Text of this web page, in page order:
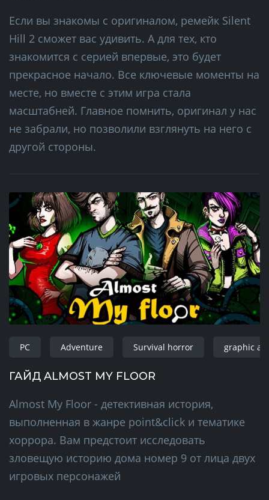
Если вы знакомы с оригиналом, ремейк Silent
Hill 2 сможет вас удивить. А для тех, кто
знакомится с серией впервые, это будет
прекрасное начало. Все ключевые моменты на
месте, но вместе с этим игра стала
масштабней. Главное помнить, оригинал у нас
не забрали, но позволили взглянуть на него с
другой стороны.
PC Adventure Survival horror graphic
ГАЙД ALMOST MY FLOOR
Almost My Floor - детективная история,
выполненная в жанре point&click и тематике
хоррора. Вам предстоит исследовать
зловещую историю дома номер 9 от лица двух
игровых персонажей